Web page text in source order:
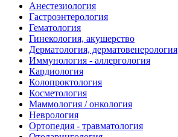
Анестезиология
Гастроэнтерология
Гематология
Гинекология, акушерство
Дерматология, дерматовенерология
Иммунология - аллергология
Кардиология
Колопроктология
Косметология
Маммология / онкология
Неврология
Ортопедия - травматология